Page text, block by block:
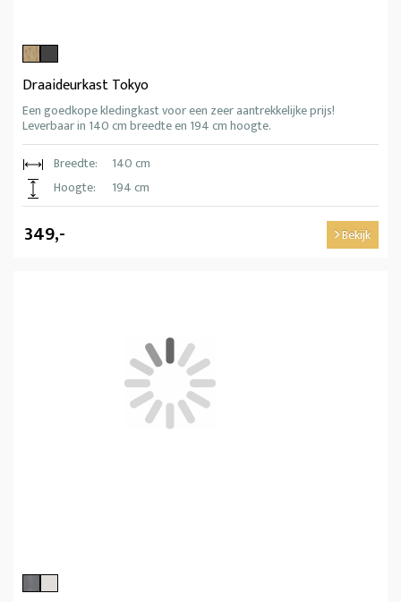
Draaideurkast Tokyo
Een goedkope kledingkast voor een zeer aantrekkelijke prijs!
Leverbaar in 140 cm breedte en 194 cm hoogte.
Breedte:
140 cm
Hoogte:
194 cm
349,- Bekijk